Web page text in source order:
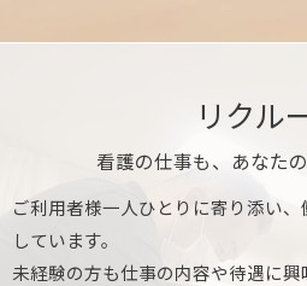
リクル
看護の仕事も、あなた
ご利用者様一人ひとりに寄り添い
しています。
未経験の方も仕事の内容や待遇に